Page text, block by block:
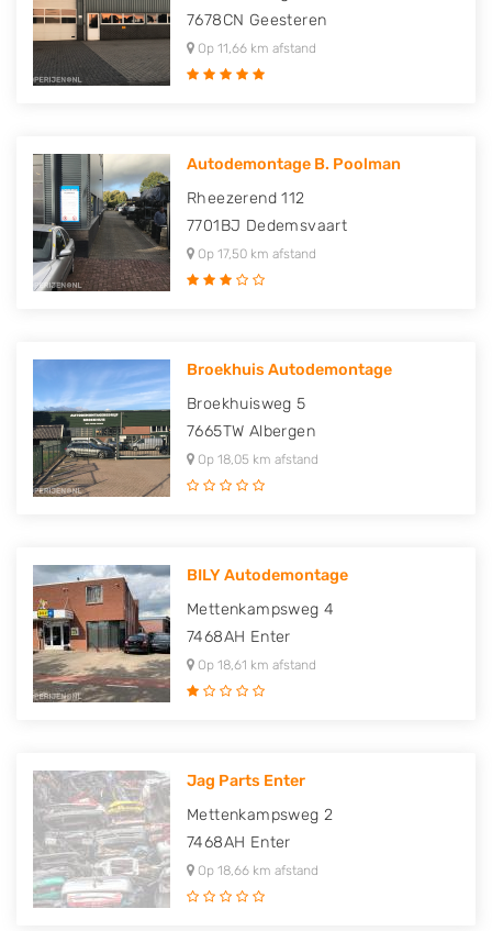
7678CN Geesteren
Op 11,66 km afstand
Autodemontage B. Poolman
Rheezerend 112
7701BJ Dedemsvaart
Op 17,50 km afstand
Broekhuis Autodemontage
Broekhuisweg 5
7665TW Albergen
Op 18,05 km afstand
BILY Autodemontage
Mettenkampsweg 4
7468AH Enter
Op 18,61 km afstand
Jag Parts Enter
Mettenkampsweg 2
7468AH Enter
Op 18,66 km afstand